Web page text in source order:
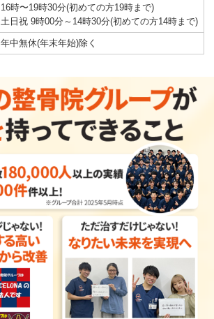
16時〜19時30分(初めての方19時まで)
土日祝 9時00分～14時30分(初めての方14時まで)
年中無休(年末年始)除く